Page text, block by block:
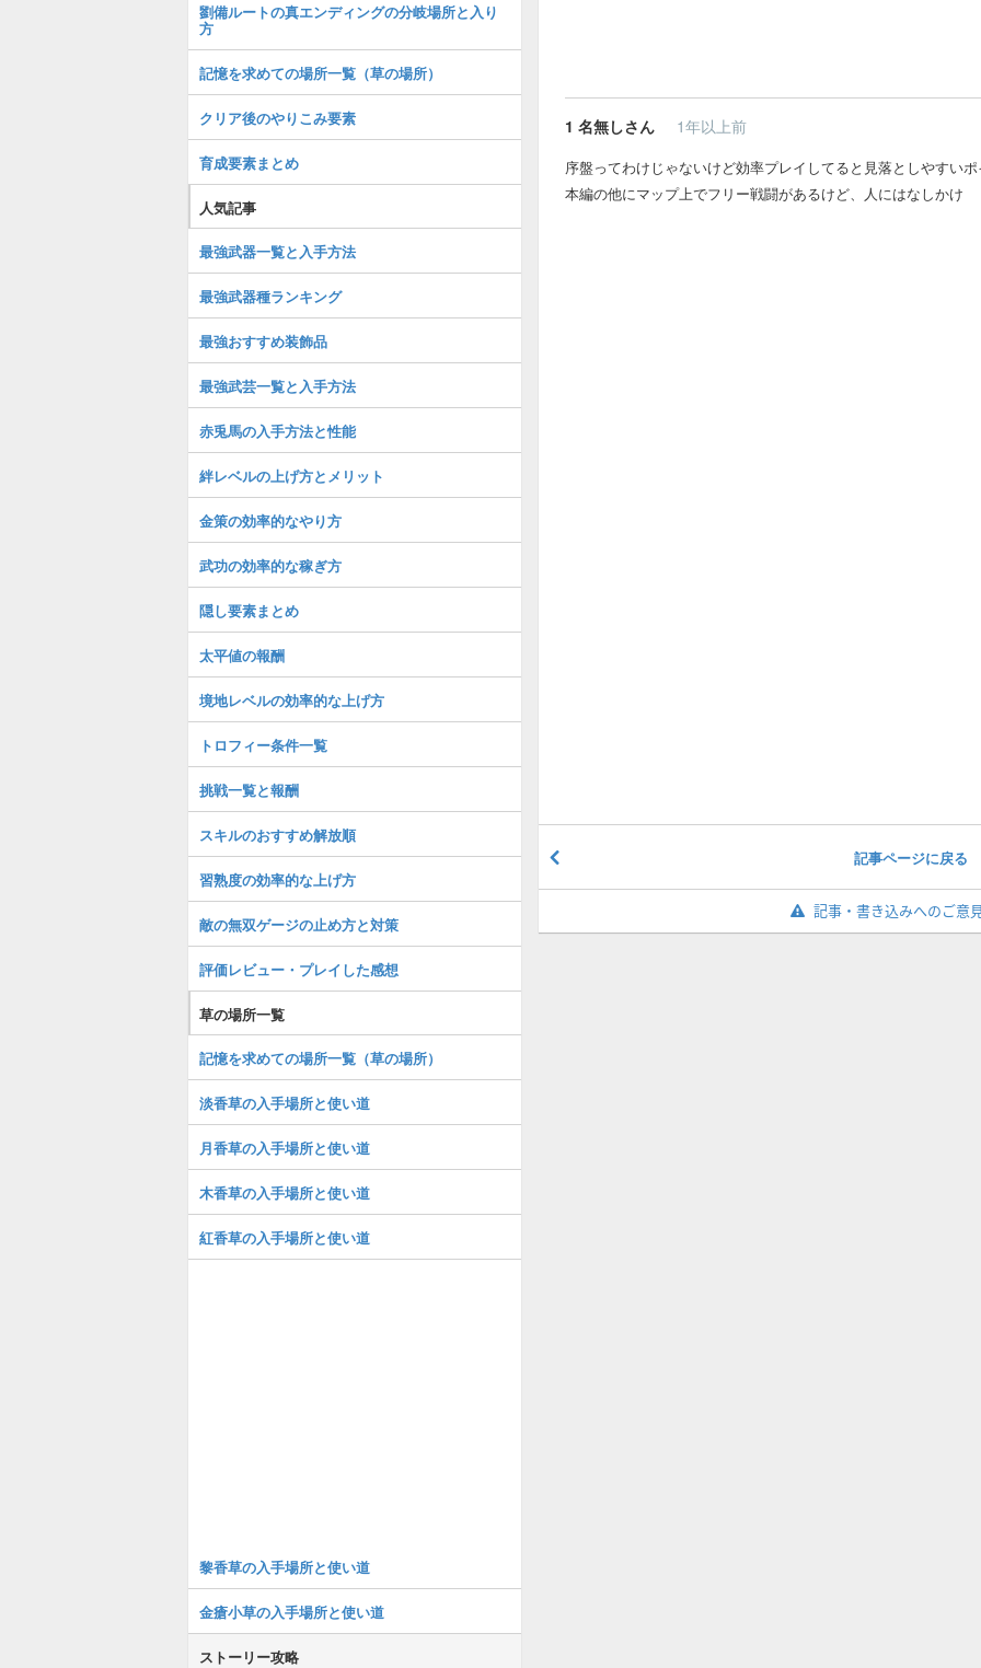
1 名無しさん 1年以上前
序盤ってわけじゃないけど効率プレイしてると見落としやすいポ
本編の他にマップ上でフリー戦闘があるけど、人にはなしかけ
記事ページに戻る
記事・書き込みへのご意
劉備ルートの真エンディングの分岐場所と入り
方
記憶を求めての場所一覧（草の場所）
クリア後のやりこみ要素
育成要素まとめ
人気記事
最強武器一覧と入手方法
最強武器種ランキング
最強おすすめ装飾品
最強武芸一覧と入手方法
赤兎馬の入手方法と性能
絆レベルの上げ方とメリット
金策の効率的なやり方
武功の効率的な稼ぎ方
隠し要素まとめ
太平値の報酬
境地レベルの効率的な上げ方
トロフィー条件一覧
挑戦一覧と報酬
スキルのおすすめ解放順
習熟度の効率的な上げ方
敵の無双ゲージの止め方と対策
評価レビュー・プレイした感想
草の場所一覧
記憶を求めての場所一覧（草の場所）
淡香草の入手場所と使い道
月香草の入手場所と使い道
木香草の入手場所と使い道
紅香草の入手場所と使い道
黎香草の入手場所と使い道
金瘡小草の入手場所と使い道
ストーリー攻略